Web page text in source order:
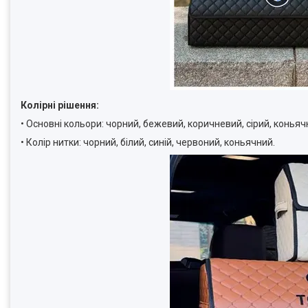
Колірні рішення:
• Основні кольори: чорний, бежевий, коричневий, сірий,
• Колір нитки: чорний, білий, синій, червоний, коньячний.